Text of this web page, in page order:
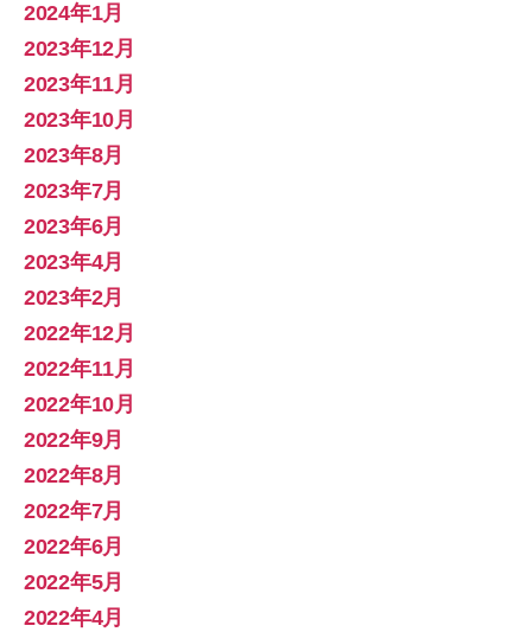
2024年1月
2023年12月
2023年11月
2023年10月
2023年8月
2023年7月
2023年6月
2023年4月
2023年2月
2022年12月
2022年11月
2022年10月
2022年9月
2022年8月
2022年7月
2022年6月
2022年5月
2022年4月